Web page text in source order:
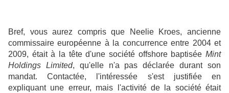
Bref, vous aurez compris que Neelie Kroes, ancienne
commissaire européenne à la concurrence entre 2004 et
2009, était à la tête d'une société offshore baptisée Mint
Holdings Limited, qu'elle n'a pas déclarée durant son
mandat. Contactée, l'intéressée s'est justifiée en
expliquant une erreur, mais l'activité de la société était